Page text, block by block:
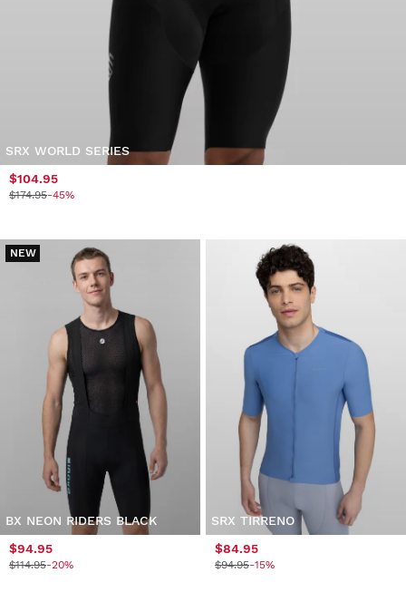
SRX WORLD SERIES
$104.95
$174.95-45%
NEW
BX NEON RIDERS BLACK
$94.95
$114.95-20%
SRX TIRRENO
$84.95
$94.95-15%